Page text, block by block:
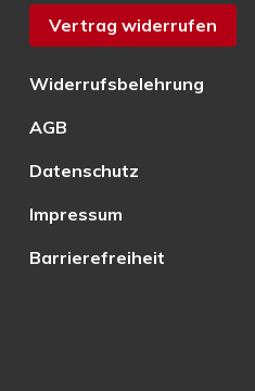
Vertrag widerrufen
Widerrufsbelehrung
AGB
Datenschutz
Impressum
Barrierefreiheit